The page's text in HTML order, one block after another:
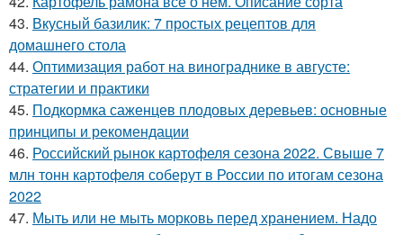
43. Вкусный базилик: 7 простых рецептов для
домашнего стола
44. Оптимизация работ на винограднике в августе:
стратегии и практики
45. Подкормка саженцев плодовых деревьев: основные
принципы и рекомендации
46. Российский рынок картофеля сезона 2022. Свыше 7
млн тонн картофеля соберут в России по итогам сезона
2022
47. Мыть или не мыть морковь перед хранением. Надо